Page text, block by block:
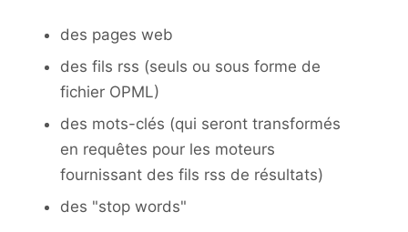
des pages web
des fils rss (seuls ou sous forme de
fichier OPML)
des mots-clés (qui seront transformés
en requêtes pour les moteurs
fournissant des fils rss de résultats)
des "stop words"